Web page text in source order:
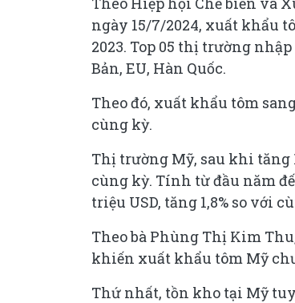
ngày 15/7/2024, xuất khẩu
2023. Top 05 thị trường
Bản, EU, Hàn Quốc.
Theo đó, xuất khẩu tôm
cùng kỳ.
Thị trường Mỹ, sau khi tăng
cùng kỳ. Tính từ đầu năm
triệu USD, tăng 1,8% so với
Theo bà Phùng Thị Kim
khiến xuất khẩu tôm Mỹ
Thứ nhất, tồn kho tại Mỹ